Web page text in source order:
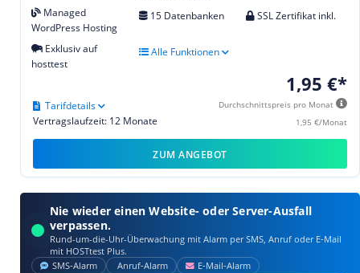
Managed
WordPress Hosting
15 Datenbanken SSL Zertifikat inkl.
Exklusiv auf
hosttest
Alle Funktionen
1,95 €*
Durchschnittspreis pro Monat
1,95 €/Monat
Vertragslaufzeit: 12 Monate
Tarifdetails
ZUM ANGEBOT
Nie wieder einen Website- oder Server-Ausfall
verpassen.
Rund-um-die-Uhr-Überwachung mit Alarm per SMS, Anruf oder E‑Mail
mit HOSTtest Plus.
SMS‑Alarm Anruf‑Alarm E‑Mail‑Alarm